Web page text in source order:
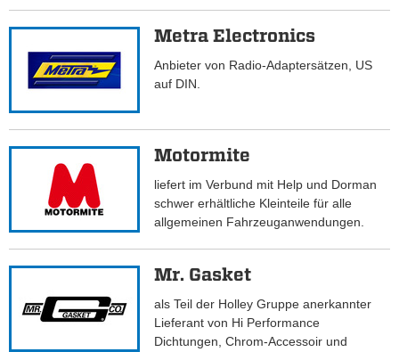
Metra Electronics
Anbieter von Radio-Adaptersätzen, US
auf DIN.
Motormite
liefert im Verbund mit Help und Dorman
schwer erhältliche Kleinteile für alle
allgemeinen Fahrzeuganwendungen.
Mr. Gasket
als Teil der Holley Gruppe anerkannter
Lieferant von Hi Performance
Dichtungen, Chrom-Accessoir und